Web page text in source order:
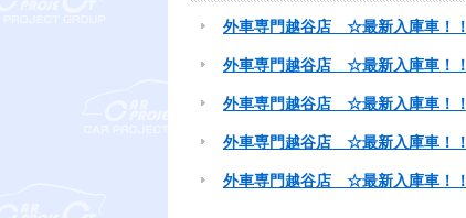
外車専門越谷店 ☆最新入庫車！！
外車専門越谷店 ☆最新入庫車！！
外車専門越谷店 ☆最新入庫車！！
外車専門越谷店 ☆最新入庫車！！
外車専門越谷店 ☆最新入庫車！！